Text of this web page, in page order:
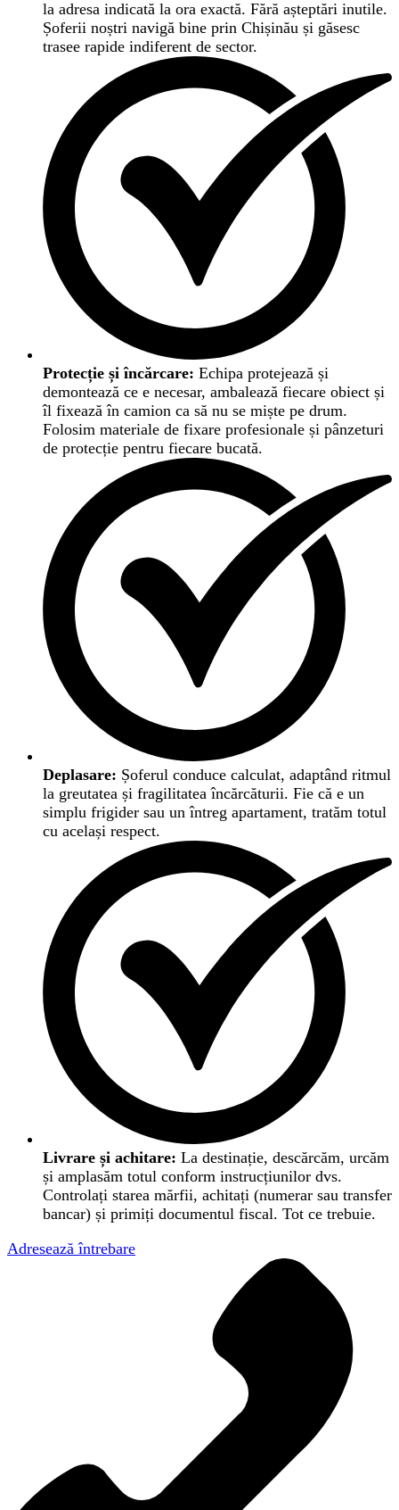
la adresa indicată la ora exactă. Fără așteptări inutile.
Șoferii noștri navigă bine prin Chișinău și găsesc
trasee rapide indiferent de sector.
Protecție și încărcare: Echipa protejează și
demontează ce e necesar, ambalează fiecare obiect și
îl fixează în camion ca să nu se miște pe drum.
Folosim materiale de fixare profesionale și pânzeturi
de protecție pentru fiecare bucată.
Deplasare: Șoferul conduce calculat, adaptând ritmul
la greutatea și fragilitatea încărcăturii. Fie că e un
simplu frigider sau un întreg apartament, tratăm totul
cu același respect.
Livrare și achitare: La destinație, descărcăm, urcăm
și amplasăm totul conform instrucțiunilor dvs.
Controlați starea mărfii, achitați (numerar sau transfer
bancar) și primiți documentul fiscal. Tot ce trebuie.
Adresează întrebare